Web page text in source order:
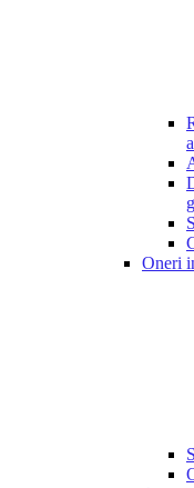
Oneri